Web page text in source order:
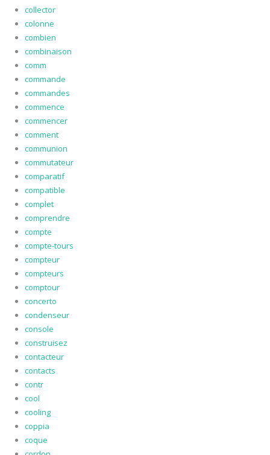
collector
colonne
combien
combinaison
comm
commande
commandes
commence
commencer
comment
communion
commutateur
comparatif
compatible
complet
comprendre
compte
compte-tours
compteur
compteurs
comptour
concerto
condenseur
console
construisez
contacteur
contacts
contr
cool
cooling
coppia
coque